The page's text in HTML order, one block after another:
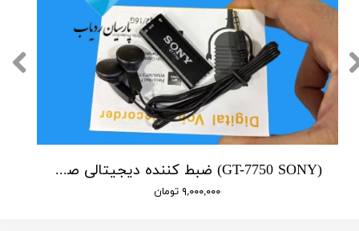
(GT-7750 SONY) ضبط کننده دیجیتالی صدا سونی - 16 گیگابایت - سنسور هوشمند صدا
۹,۰۰۰,۰۰۰ تومان